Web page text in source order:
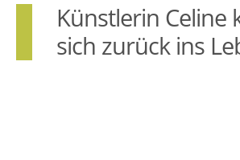
Künstlerin Celine
sich zurück ins